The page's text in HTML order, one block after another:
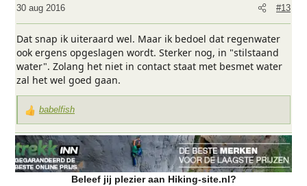
30 aug 2016 #13
Dat snap ik uiteraard wel. Maar ik bedoel dat regenwater
ook ergens opgeslagen wordt. Sterker nog, in "stilstaand
water". Zolang het niet in contact staat met besmet water
zal het wel goed gaan.
W
a
r
d
babelfish
Beleef jij plezier aan Hiking-site.nl?